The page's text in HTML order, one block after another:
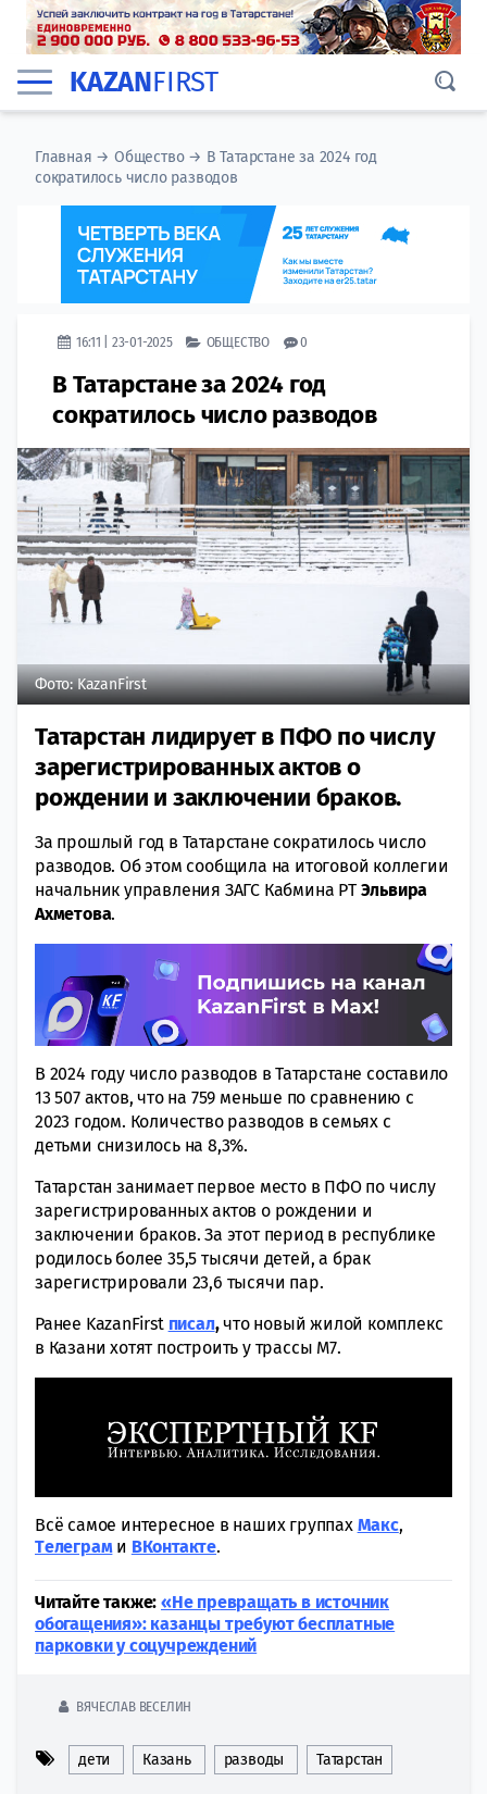
KAZANFIRST
Главная →Общество→ В Татарстане за 2024 год
сократилось число разводов
16:11 | 23-01-2025 ОБЩЕСТВО 0
В Татарстане за 2024 год
сократилось число разводов
Фото: KazanFirst
Татарстан лидирует в ПФО по числу
зарегистрированных актов о
рождении и заключении браков.
За прошлый год в Татарстане сократилось число
разводов. Об этом сообщила на итоговой коллегии
начальник управления ЗАГС Кабмина РТ Эльвира
Ахметова.
В 2024 году число разводов в Татарстане составило
13 507 актов, что на 759 меньше по сравнению с
2023 годом. Количество разводов в семьях с
детьми снизилось на 8,3%.
Татарстан занимает первое место в ПФО по числу
зарегистрированных актов о рождении и
заключении браков. За этот период в республике
родилось более 35,5 тысячи детей, а брак
зарегистрировали 23,6 тысячи пар.
Ранее KazanFirst писал,что новый жилой комплекс
в Казани хотят построить у трассы М7.
Всё самое интересное в наших группах Макс,
Tелеграми ВКонтакте.
Читайте также: «Не превращать в источник
обогащения»: казанцы требуют бесплатные
парковки у соцучреждений
ВЯЧЕСЛАВ ВЕСЕЛИН
дети Казань разводы Татарстан